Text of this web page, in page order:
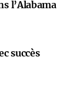
l’Alabama
succès